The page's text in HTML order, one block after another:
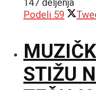
Podeli 59
STIŽU